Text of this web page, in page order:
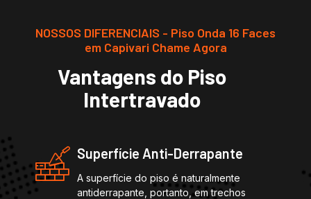
NOSSOS DIFERENCIAIS - Piso Onda 16 Faces
em Capivari Chame Agora
Vantagens do Piso
Intertravado
Superfície Anti-Derrapante
A superfície do piso é naturalmente
antiderrapante, portanto, em trechos